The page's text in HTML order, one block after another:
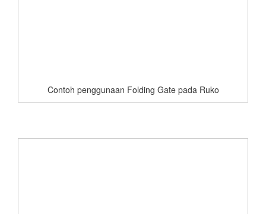
Contoh penggunaan Folding Gate pada Ruko